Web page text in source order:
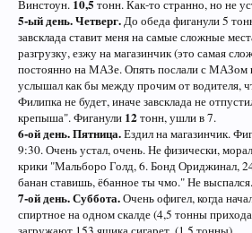
Винстоун. 10,5 тонн. Как-то странно, но не
5-ый день. Четверг.До обеда фиганули 5
завсклада ставит меня на самые сложные
разгрузку, езжу на магазинчик (это самая
постоянно на МАЗе. Опять послали с МАЗом
услышал как бы между прочим от водителя,
Филипка не будет, иначе завсклада не
крепыша". Фиганули 12тонн, ушли в 7.
6-ой день. Пятница.Ездил на магазинчик.
9:30. Очень устал, очень. Не физически,
крики "Мальборо Голд, 6. Бонд Ориджинал,
банан ставишь, ё6анное ты чмо." Не
7-ой день. Суббота.Очень офигел, когда
спиртное на одном скалде (4,5 тонны